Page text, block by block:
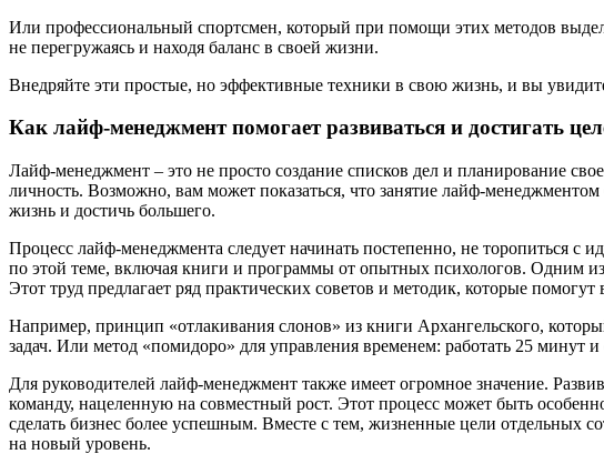
Или профессиональный спортсмен, который при помощи этих методов
не перегружаясь и находя баланс в своей жизни.
Внедряйте эти простые, но эффективные техники в свою жизнь, и вы
Как лайф-менеджмент помогает развиваться и достигать
Лайф-менеджмент – это не просто создание списков дел и планирование
личность. Возможно, вам может показаться, что занятие лайф-
жизнь и достичь большего.
Процесс лайф-менеджмента следует начинать постепенно, не торопиться
по этой теме, включая книги и программы от опытных психологов. Одним
Этот труд предлагает ряд практических советов и методик, которые
Например, принцип «отлакивания слонов» из книги Архангельского,
задач. Или метод «помидоро» для управления временем: работать 25 минут
Для руководителей лайф-менеджмент также имеет огромное значение.
команду, нацеленную на совместный рост. Этот процесс может быть
сделать бизнес более успешным. Вместе с тем, жизненные цели отдельных
на новый уровень.